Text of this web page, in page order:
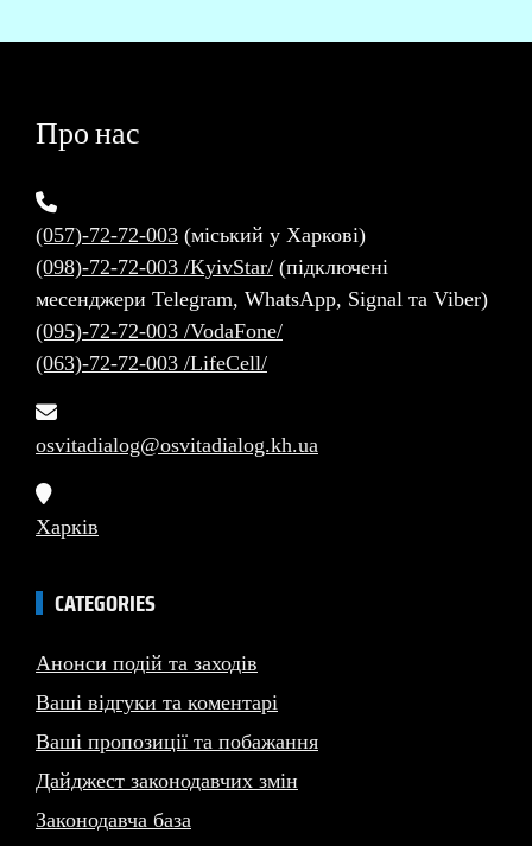
Про нас
(057)-72-72-003 (міський у Харкові)
(098)-72-72-003 /KyivStar/ (підключені
месенджери Telegram, WhatsApp, Signal та Viber)
(095)-72-72-003 /VodaFone/
(063)-72-72-003 /LifeCell/
osvitadialog@osvitadialog.kh.ua
Харків
CATEGORIES
Анонси подій та заходів
Ваші відгуки та коментарі
Ваші пропозиції та побажання
Дайджест законодавчих змін
Законодавча база